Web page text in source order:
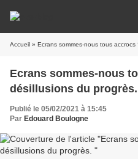
Accueil » Ecrans sommes-nous tous
Ecrans sommes-nous
désillusions du progrès.
Publié le 05/02/2021 à 15:45
Par Edouard Boulogne